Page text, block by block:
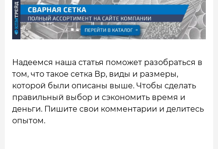
Надеемся наша статья поможет разобраться в
том, что такое сетка Вр, виды и размеры,
которой были описаны выше. Чтобы сделать
правильный выбор и сэкономить время и
деньги. Пишите свои комментарии и делитесь
опытом.